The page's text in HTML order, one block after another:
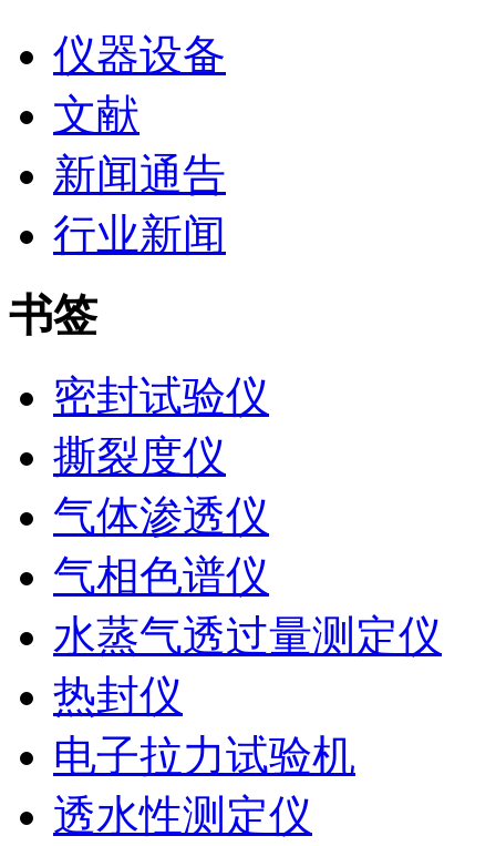
仪器设备
文献
新闻通告
行业新闻
书签
密封试验仪
撕裂度仪
气体渗透仪
气相色谱仪
水蒸气透过量测定仪
热封仪
电子拉力试验机
透水性测定仪